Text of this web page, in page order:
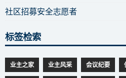
社区招募安全志愿者
标签检索
业主之家 业主风采 会议纪要